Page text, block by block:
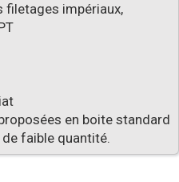
filetages impériaux,
en boite standard
faible quantité.